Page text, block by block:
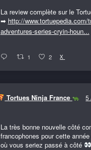
La review complète sur le
➡ http://www.tortuepedia.com/
adventures-series-cryin-houn...
1 2 X
Tortues Ninja France 5
La très bonne nouvelle côté
francophones pour cette
où vous seriez passé à côté